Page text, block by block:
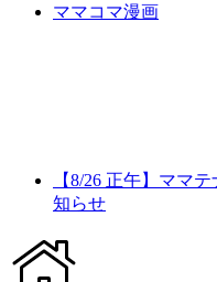
ママコマ漫画
【8/26 正午】ママ
知らせ